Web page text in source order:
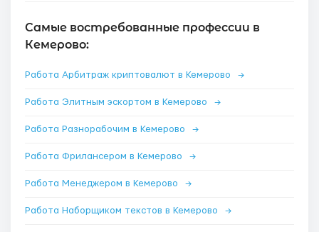
Самые востребованные профессии в
Кемерово:
Работа Арбитраж криптовалют в Кемерово →
Работа Элитным эскортом в Кемерово →
Работа Разнорабочим в Кемерово →
Работа Фрилансером в Кемерово →
Работа Менеджером в Кемерово →
Работа Наборщиком текстов в Кемерово →